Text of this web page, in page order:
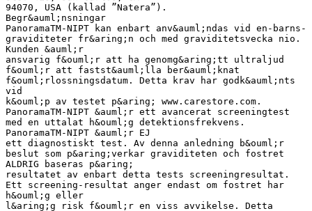
94070, USA (kallad ”Natera”).
Begr&auml;nsningar
PanoramaTM-NIPT kan enbart anv&auml;ndas vid en-barns-
graviditeter fr&aring;n och med graviditetsvecka nio.
Kunden &auml;r
ansvarig f&ouml;r att ha genomg&aring;tt ultraljud
f&ouml;r att fastst&auml;lla ber&auml;knat
f&ouml;rlossningsdatum. Detta krav har godk&auml;nts
vid
k&ouml;p av testet p&aring; www.carestore.com.
PanoramaTM-NIPT &auml;r ett avancerat screeningtest
med en uttalat h&ouml;g detektionsfrekvens.
PanoramaTM-NIPT &auml;r EJ
ett diagnostiskt test. Av denna anledning b&ouml;r
beslut som p&aring;verkar graviditeten och fostret
ALDRIG baseras p&aring;
resultatet av enbart detta tests screeningresultat.
Ett screening-resultat anger endast om fostret har
h&ouml;g eller
l&aring;g risk f&ouml;r en viss avvikelse. Detta